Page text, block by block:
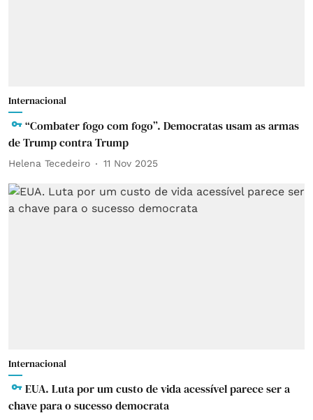
Internacional
“Combater fogo com fogo”. Democratas usam as armas
de Trump contra Trump
Helena Tecedeiro 11 Nov 2025
Internacional
EUA. Luta por um custo de vida acessível parece ser a
chave para o sucesso democrata